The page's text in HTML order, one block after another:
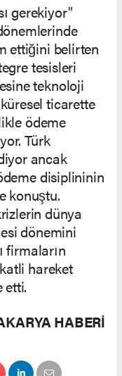
gerekiyor"
ettiğini belirten
tesisleri
teknoloji
ticarette
ödeme
Türk
ancak
disiplininin
konuştu.
dünya
dönemini
firmaların
hareket
etti.
HABERİ